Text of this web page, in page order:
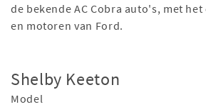
de bekende AC Cobra auto's, met het
en motoren van Ford.
Shelby Keeton
Model